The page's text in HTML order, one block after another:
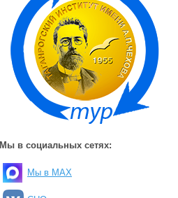
Мы в социальных сетях:
Мы в MAX